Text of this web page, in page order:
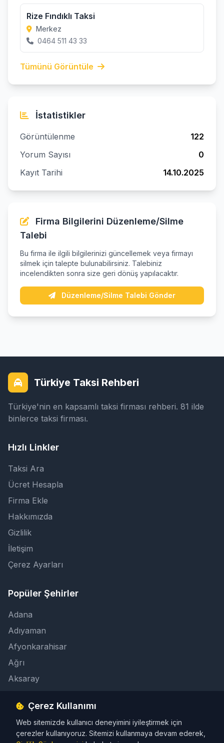
Rize Fındıklı Taksi
Merkez
0464 511 43 33
Tümünü Görüntüle
İstatistikler
Görüntülenme
122
Yorum Sayısı
0
Kayıt Tarihi
14.10.2025
Firma Bilgilerini Düzenleme/Silme
Talebi
Bu firma ile ilgili bilgilerinizi güncellemek veya firmayı
silmek için talepte bulunabilirsiniz. Talebiniz
incelendikten sonra size geri dönüş yapılacaktır.
Düzenleme/Silme Talebi Gönder
Türkiye Taksi Rehberi
Türkiye'nin en kapsamlı taksi firması rehberi. 81 ilde
binlerce taksi firması.
Hızlı Linkler
Taksi Ara
Ücret Hesapla
Firma Ekle
Hakkımızda
Gizlilik
İletişim
Çerez Ayarları
Popüler Şehirler
Adana
Adıyaman
Afyonkarahisar
Ağrı
Aksaray
İletişim
info@taksicibul.com
Çerez Kullanımı
Web sitemizde kullanıcı deneyimini iyileştirmek için
çerezler kullanıyoruz. Sitemizi kullanmaya devam ederek,